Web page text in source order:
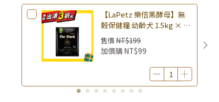
【LaPetz 樂倍黑酵母】無
榖保健糧 幼齡犬 1.5kg × 包
｜(廠效期20260818) 狗乾糧
狗飼料 幼犬飼料 無穀配方｜
即期品
售價 NT$199
加價購NT$99